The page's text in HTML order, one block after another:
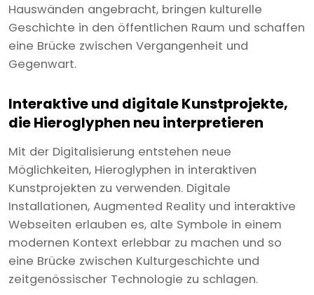
Hauswänden angebracht, bringen kulturelle
Geschichte in den öffentlichen Raum und schaffen
eine Brücke zwischen Vergangenheit und
Gegenwart.
Interaktive und digitale Kunstprojekte,
die Hieroglyphen neu interpretieren
Mit der Digitalisierung entstehen neue
Möglichkeiten, Hieroglyphen in interaktiven
Kunstprojekten zu verwenden. Digitale
Installationen, Augmented Reality und interaktive
Webseiten erlauben es, alte Symbole in einem
modernen Kontext erlebbar zu machen und so
eine Brücke zwischen Kulturgeschichte und
zeitgenössischer Technologie zu schlagen.